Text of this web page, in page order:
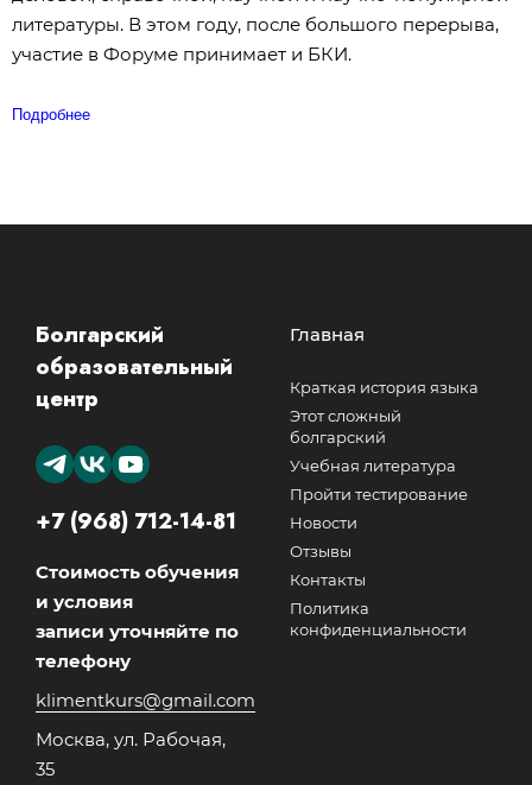
литературы. В этом году, после большого перерыва,
участие в Форуме принимает и БКИ.
Подробнее
Болгарский
образовательный
центр
+7 (968) 712-14-81
Стоимость обучения
и условия
записи уточняйте по
телефону
klimentkurs@gmail.com
Москва, ул. Рабочая,
35
Главная
Краткая история языка
Этот сложный
болгарский
Учебная литература
Пройти тестирование
Новости
Отзывы
Контакты
Политика
конфиденциальности